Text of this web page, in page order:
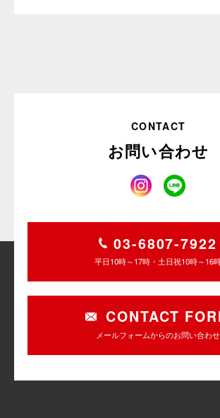
CONTACT
お問い合わせ
03-6807-7922
平日10時～17時・土日祝10時～16
CONTACT
メールフォームからのお問い合わせ